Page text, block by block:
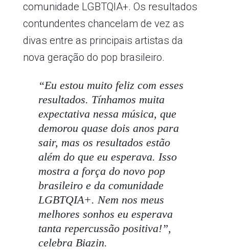
comunidade LGBTQIA+. Os resultados
contundentes chancelam de vez as
divas entre as principais artistas da
nova geração do pop brasileiro.
“Eu estou muito feliz com esses
resultados. Tínhamos muita
expectativa nessa música, que
demorou quase dois anos para
sair, mas os resultados estão
além do que eu esperava. Isso
mostra a força do novo pop
brasileiro e da comunidade
LGBTQIA+. Nem nos meus
melhores sonhos eu esperava
tanta repercussão positiva!”,
celebra Biazin.